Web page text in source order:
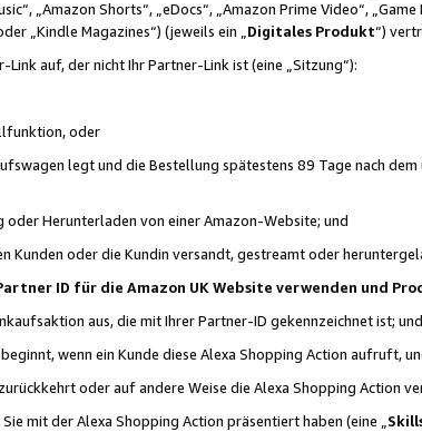
„Amazon Shorts“, „eDocs“, „Amazon Prime Video“,
„Kindle Magazines“) (jeweils ein „ Digitales Produkt“)
auf, der nicht Ihr Partner-Link ist (eine „Sitzung“):
oder
legt und die Bestellung spätestens 89 Tage nach
Herunterladen von einer Amazon-Website; und
oder die Kundin versandt, gestreamt oder
ID für die Amazon UK Website verwenden und
aus, die mit Ihrer Partner-ID gekennzeichnet ist; und
wenn ein Kunde diese Alexa Shopping Action aufruft,
oder auf andere Weise die Alexa Shopping Action
mit der Alexa Shopping Action präsentiert haben (eine „